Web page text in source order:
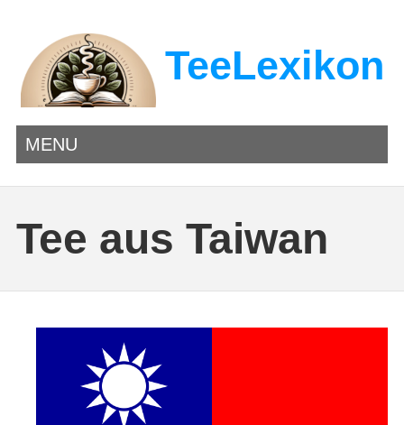
TeeLexikon
MENU
Tee aus Taiwan